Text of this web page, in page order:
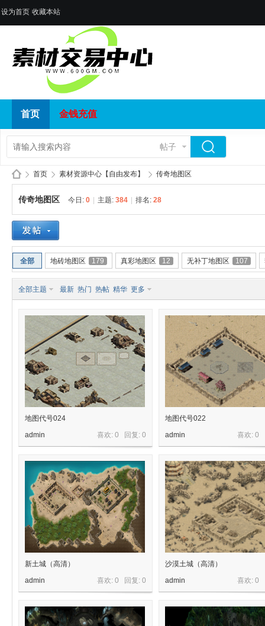
设为首页 收藏本站
首页 金钱充值
帖子
传 »
首页 素材资源中心【自由发布】 传奇地图区
传奇地图区 今日: 0 主题: 384 排名: 28
全部 地砖地图区 179 真彩地图区 12 无补丁地图区 107
全部主题 最新 热门 热帖 精华 更多
地图代号024
喜欢: 0 回复: 0
admin
地图代号022
喜欢: 0
admin
新土城（高清）
喜欢: 0 回复: 0
admin
沙漠土城（高清）
喜欢: 0
admin